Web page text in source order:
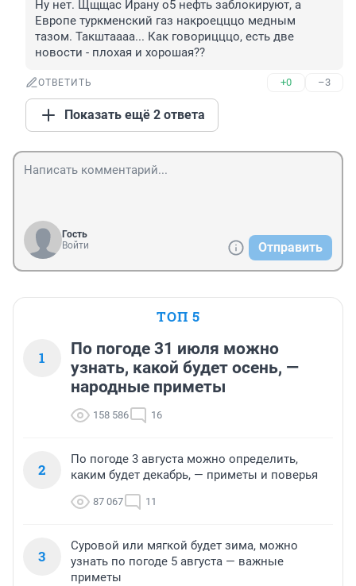
Ну нет. Щщщас Ирану о5 нефть заблокируют, а
Европе туркменский газ накроецццо медным
тазом. Такштаааа... Как говорицццо, есть две
новости - плохая и хорошая??
ОТВЕТИТЬ +0 –3
Показать ещё 2 ответа
Гость
Войти
Отправить
ТОП 5
1
По погоде 31 июля можно
узнать, какой будет осень, —
народные приметы
158 586 16
2
По погоде 3 августа можно определить,
каким будет декабрь, — приметы и поверья
87 067 11
3
Суровой или мягкой будет зима, можно
узнать по погоде 5 августа — важные
приметы